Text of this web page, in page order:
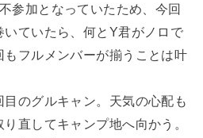
参加となっていたため、今回
いていたら、何とY君がノロで
もフルメンバーが揃うことは叶
のグルキャン。天気の心配も
直してキャンプ地へ向かう。